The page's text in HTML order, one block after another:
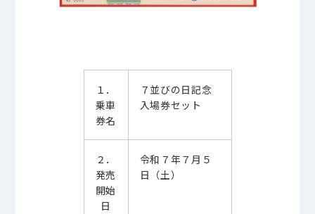
１．
乗車
券名
７並びの日記念
入場券セット
２．
発売
開始
日
令和７年７月５
日（土）